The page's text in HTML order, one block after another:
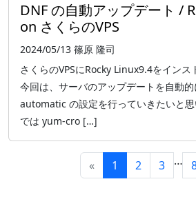
DNF の自動アップデート /
on さくらのVPS
2024/05/13 篠原 隆司
さくらのVPSにRocky Linux9.4をインス
今回は、サーバのアップデートを自動
automatic の設定を行っていきたいと
では yum-cro […]
« 1 2 3 …